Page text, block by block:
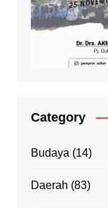
Category
Budaya (14)
Daerah (83)